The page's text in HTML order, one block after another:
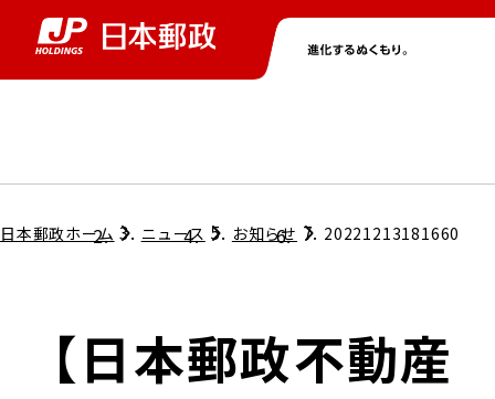
グループ情報トップ
コンプライアンス
株主・投資家情報トップ
個人投資家のみなさまへ
ニューストップ
サステナビリティトップ
担当役員メッセージ
採用情報トップ
日本郵政ホーム ニュース お知らせ 20221213181660
【日本郵政不動産